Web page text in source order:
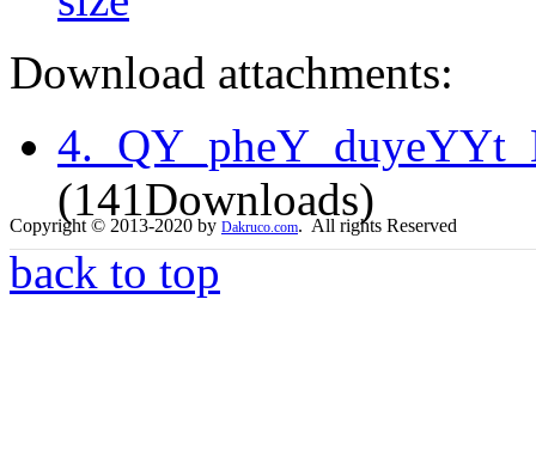
Download attachments:
(141Downloads)
back to top
Copyright © 2013-2020 by Dakruco.com. All rights Reserved